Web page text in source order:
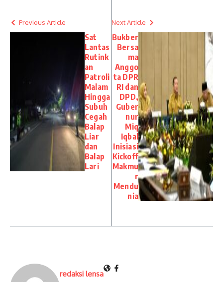
Previous Article
Sat
Lantas
Rutink
an
Patroli
Malam
Hingga
Subuh
Cegah
Balap
Liar
dan
Balap
Lari
Next Article
Bukber
Bersa
ma
Anggo
ta DPR
RI dan
DPD,
Guber
nur
Miq
Iqbal
Inisiasi
Kickoff
Makmu
r
Mendu
nia
redaksi lensa